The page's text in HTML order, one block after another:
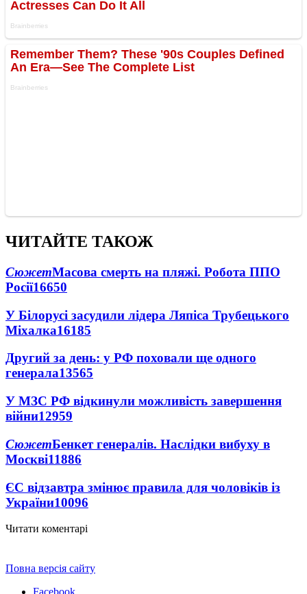
ЧИТАЙТЕ ТАКОЖ
СюжетМасова смерть на пляжі. Робота ППО
Росії16650
У Білорусі засудили лідера Ляпіса Трубецького
Міхалка16185
Другий за день: у РФ поховали ще одного
генерала13565
У МЗС РФ відкинули можливість завершення
війни12959
СюжетБенкет генералів. Наслідки вибуху в
Москві11886
ЄС відзавтра змінює правила для чоловіків із
України10096
Читати коментарі
Повна версія сайту